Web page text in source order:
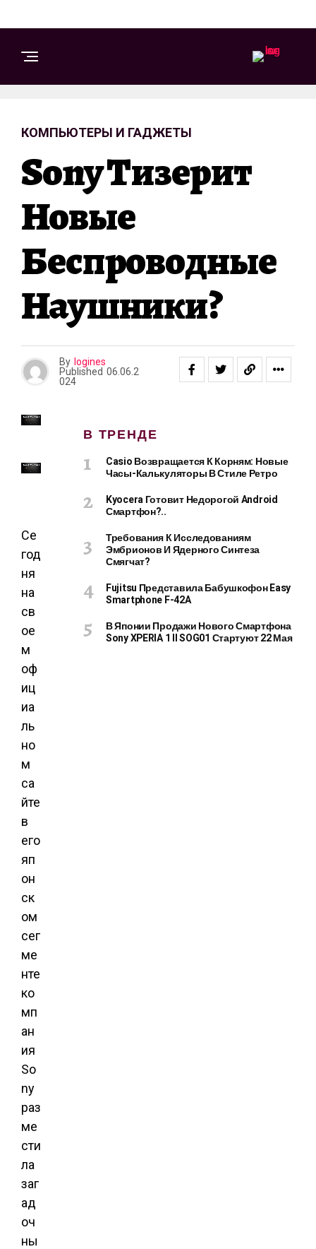
КОМПЬЮТЕРЫ И ГАДЖЕТЫ
Sony Тизерит
Новые
Беспроводные
Наушники?
By logines
Published 06.06.2
024
Се
год
ня
на
св
ое
м
оф
иц
иа
ль
но
м
са
йте
в
его
яп
он
ск
ом
сег
ме
нте
ко
мп
ан
ия
So
ny
раз
ме
сти
ла
заг
ад
оч
ны
В ТРЕНДЕ
Casio Возвращается К Корням: Новые
Часы-Калькуляторы В Стиле Ретро
Kyocera Готовит Недорогой Android
Смартфон?..
Требования К Исследованиям
Эмбрионов И Ядерного Синтеза
Смягчат?
Fujitsu Представила Бабушкофон Easy
Smartphone F-42A
В Японии Продажи Нового Смартфона
Sony XPERIA 1 II SOG01 Стартуют 22 Мая